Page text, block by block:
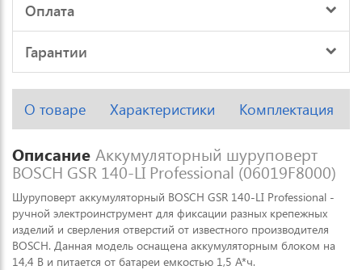
Оплата
Гарантии
О товаре Характеристики Комплектация
Описание Аккумуляторный шуруповерт
BOSCH GSR 140-LI Professional (06019F8000)
Шуруповерт аккумуляторный BOSCH GSR 140-LI Professional -
ручной электроинструмент для фиксации разных крепежных
изделий и сверления отверстий от известного производителя
BOSCH. Данная модель оснащена аккумуляторным блоком на
14,4 В и питается от батареи емкостью 1,5 А*ч.